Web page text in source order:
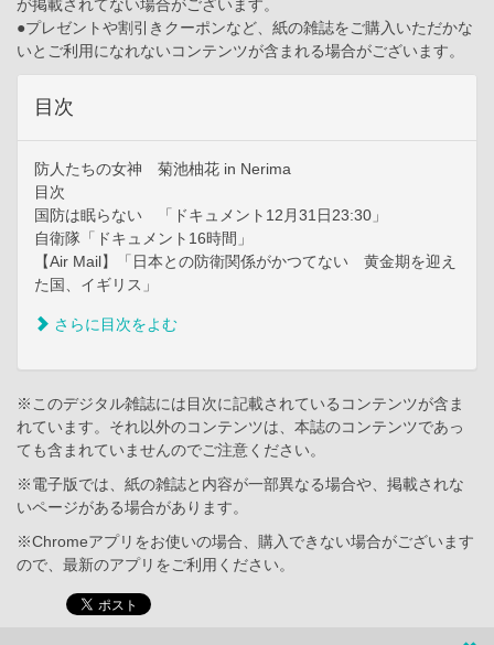
が掲載されてない場合がございます。
●プレゼントや割引きクーポンなど、紙の雑誌をご購入いただかな
いとご利用になれないコンテンツが含まれる場合がございます。
目次
防人たちの女神 菊池柚花 in Nerima
目次
国防は眠らない 「ドキュメント12月31日23:30」
自衛隊「ドキュメント16時間」
【Air Mail】「日本との防衛関係がかつてない 黄金期を迎え
た国、イギリス」
さらに目次をよむ
※このデジタル雑誌には目次に記載されているコンテンツが含ま
れています。それ以外のコンテンツは、本誌のコンテンツであっ
ても含まれていませんのでご注意ください。
※電子版では、紙の雑誌と内容が一部異なる場合や、掲載されな
いページがある場合があります。
※Chromeアプリをお使いの場合、購入できない場合がございます
ので、最新のアプリをご利用ください。